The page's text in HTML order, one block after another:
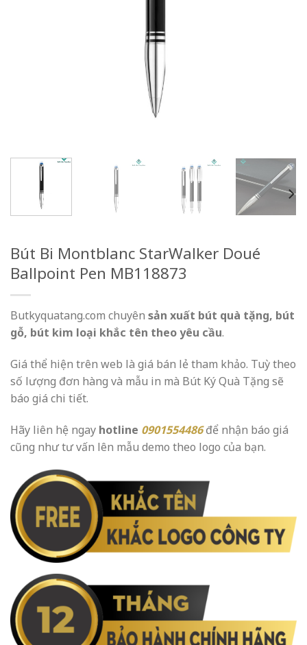
Bút Bi Montblanc StarWalker Doué
Ballpoint Pen MB118873
Butkyquatang.com chuyên sản xuất bút quà tặng, bút
gỗ, bút kim loại khắc tên theo yêu cầu.
Giá thể hiện trên web là giá bán lẻ tham khảo. Tuỳ theo
số lượng đơn hàng và mẫu in mà Bút Ký Quà Tặng sẽ
báo giá chi tiết.
Hãy liên hệ ngay hotline 0901554486để nhận báo giá
cũng như tư vấn lên mẫu demo theo logo của bạn.